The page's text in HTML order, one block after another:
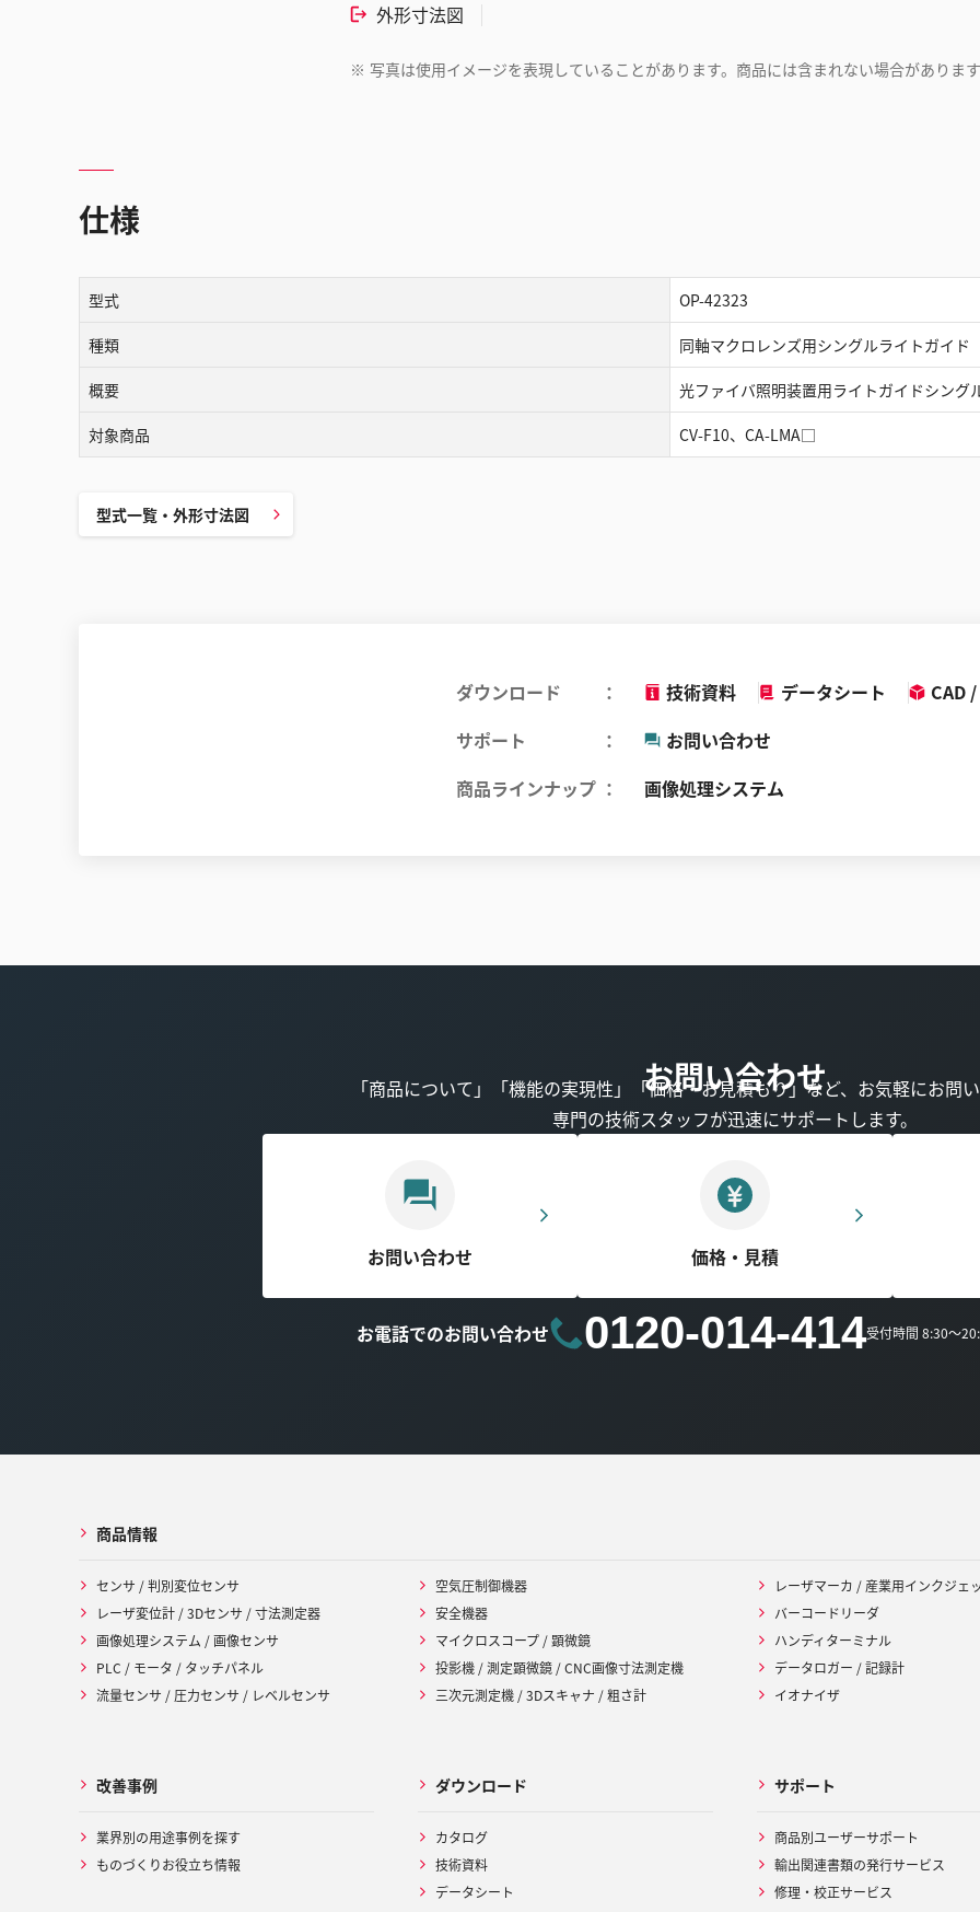
外形寸法図
※ 写真は使用イメージを表現していることがあります。商品には含まれない場合がありま
仕様
型式 OP-42323
種類 同軸マクロレンズ用シングルライトガイド
概要 光ファイバ照明装置用ライトガイドシング
対象商品 CV-F10、CA-LMA□
型式一覧・外形寸法図
ダウンロード 技術資料 データシート
CAD
サポート
お問い合わせ
商品ラインナップ
画像処理システム
お問い合わせ
「商品について」「機能の実現性」「価格・お見積もり」など、お気軽にお問
専門の技術スタッフが迅速にサポートします。
お問い合わせ 価格・見積
お電話でのお問い合わせ 0120-014-414受付時間 8:30～
商品情報
センサ / 判別変位センサ
レーザ変位計 / 3Dセンサ / 寸法測定器
画像処理システム / 画像センサ
PLC / モータ / タッチパネル
流量センサ / 圧力センサ / レベルセンサ
空気圧制御機器
安全機器
マイクロスコープ / 顕微鏡
投影機 / 測定顕微鏡 / CNC画像寸法測定機
三次元測定機 / 3Dスキャナ / 粗さ計
レーザマーカ / 産業用インクジェ
バーコードリーダ
ハンディターミナル
データロガー / 記録計
イオナイザ
改善事例
業界別の用途事例を探す
ものづくりお役立ち情報
ダウンロード
カタログ
技術資料
データシート
サポート
商品別ユーザーサポート
輸出関連書類の発行サービス
修理・校正サービス